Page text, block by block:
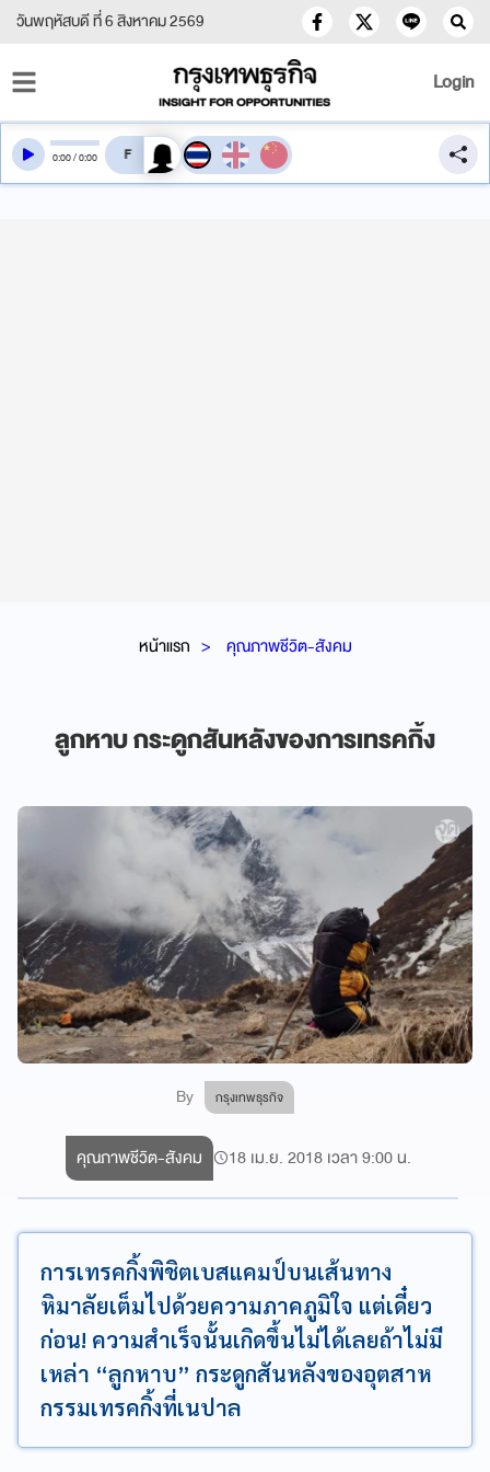
วันพฤหัสบดี ที่ 6 สิงหาคม 2569
Login
หน้าแรก คุณภาพชีวิต-สังคม
ลูกหาบ กระดูกสันหลังของการเทรคกิ้ง
By กรุงเทพธุรกิจ
0:00/0:00 สลับเสียงอ่าน
คุณภาพชีวิต-สังคม 18 เม.ย. 2018 เวลา 9:00 น.
การเทรคกิ้งพิชิตเบสแคมป์บนเส้นทาง
หิมาลัยเต็มไปด้วยความภาคภูมิใจ แต่เดี๋ยว
ก่อน! ความสำเร็จนั้นเกิดขึ้นไม่ได้เลยถ้าไม่มี
เหล่า “ลูกหาบ” กระดูกสันหลังของอุตสาห
กรรมเทรคกิ้งที่เนปาล